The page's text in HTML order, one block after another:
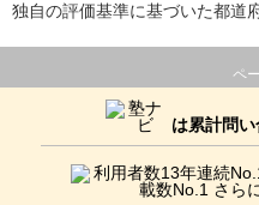
独自の評価基準に基づいた都道
ペ
は累計問